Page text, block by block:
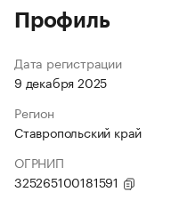
Профиль
Дата регистрации
9 декабря 2025
Регион
Ставропольский край
ОГРНИП
325265100181591